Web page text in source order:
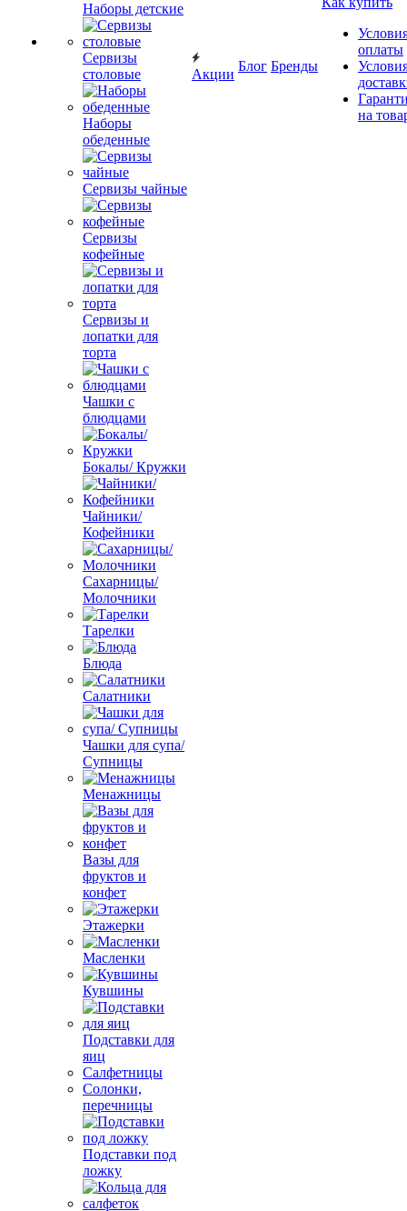
Наборы детские
Сервизы
столовые
Наборы
обеденные
Сервизы чайные
Сервизы
кофейные
Сервизы и
лопатки для
торта
Чашки с
блюдцами
Бокалы/ Кружки
Чайники/
Кофейники
Сахарницы/
Молочники
Тарелки
Блюда
Салатники
Чашки для супа/
Супницы
Менажницы
Вазы для
фруктов и
конфет
Этажерки
Масленки
Кувшины
Подставки для
яиц
Салфетницы
Солонки,
перечницы
Подставки под
ложку
Акции
Блог Бренды
оплаты
на